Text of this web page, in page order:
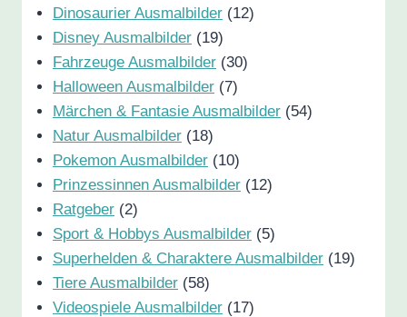
Dinosaurier Ausmalbilder (12)
Disney Ausmalbilder (19)
Fahrzeuge Ausmalbilder (30)
Halloween Ausmalbilder (7)
Märchen & Fantasie Ausmalbilder (54)
Natur Ausmalbilder (18)
Pokemon Ausmalbilder (10)
Prinzessinnen Ausmalbilder (12)
Ratgeber (2)
Sport & Hobbys Ausmalbilder (5)
Superhelden & Charaktere Ausmalbilder (19)
Tiere Ausmalbilder (58)
Videospiele Ausmalbilder (17)